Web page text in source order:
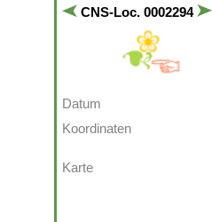
CNS-Loc. 0002294
Datum
Koordinaten
Karte